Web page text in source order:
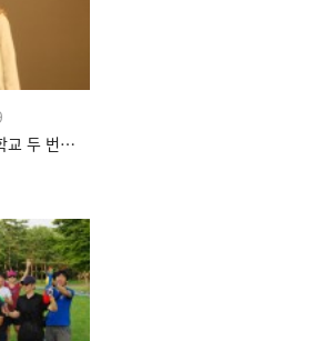
2012.10.07 결혼 예비학교 두 번째 시간